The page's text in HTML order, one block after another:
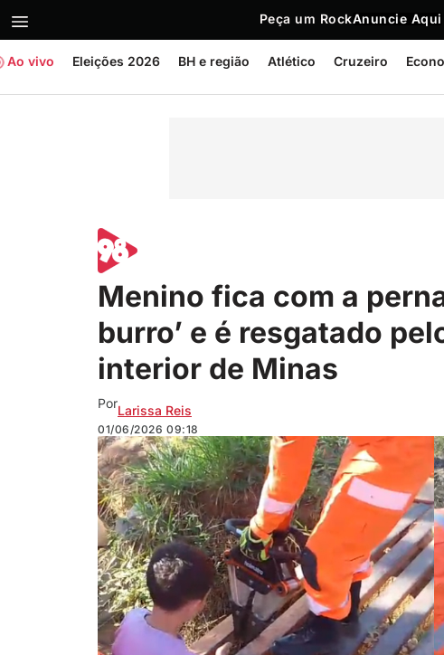
Peça um RockAnuncie Aqui
Ao vivo Eleições 2026 BH e região Atlético Cruzeiro
Menino fica com a
burro’ e é resgatado
interior de Minas
PorLarissa Reis
01/06/2026 09:18